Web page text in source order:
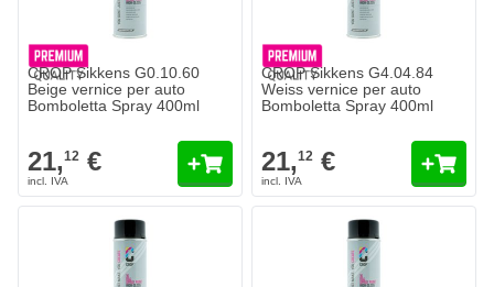
CROP Sikkens G0.10.60
Beige vernice per auto
Bomboletta Spray 400ml
21,12 €
CROP Sikkens G4.04.84
Weiss vernice per auto
Bomboletta Spray 400ml
21,12 €